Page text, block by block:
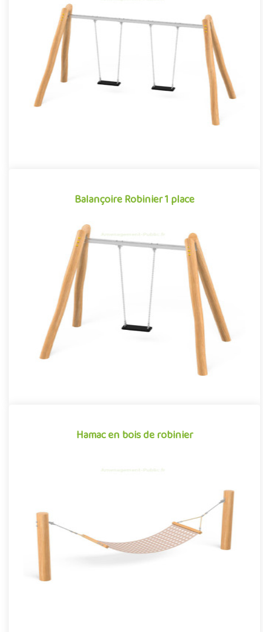
Balançoire Robinier 2 places
Équipement traditionnel des aménagements ludiques
extérieurs, la balançoire traverse les époques et les modes pour
s'imposer ..
Offre partenaire
Balançoire Robinier 1 place
Balançoire Robinier 1 place
Équipement traditionnel des aménagements ludiques
extérieurs, la balançoire traverse les époques et les modes pour
s'imposer ..
Offre partenaire
Hamac en bois de robinier
Équipement pour aménagements extérieurs propice à la
détente et à la récupération, le hamac Robinox offre aux enfants
Offre partenaire